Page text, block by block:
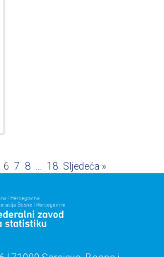
6 7 8 18 Sljedeća »